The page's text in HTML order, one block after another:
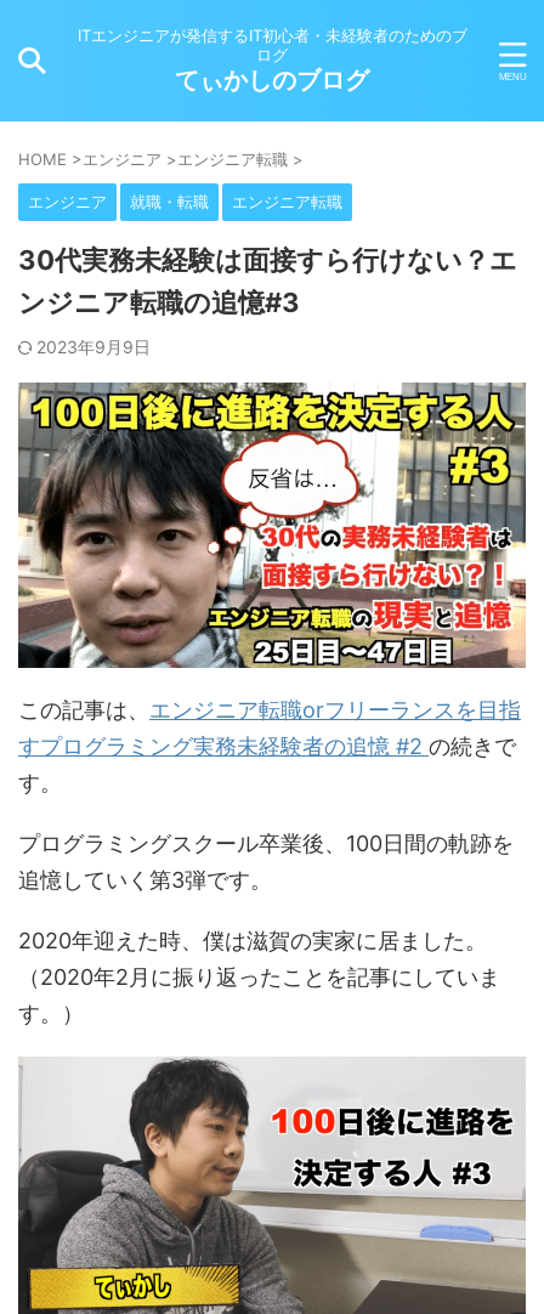
ITエンジニアが発信するIT初心者・未経験者のためのブ
ログ
てぃかしのブログ
HOME >エンジニア >エンジニア転職 >
エンジニア 就職・転職 エンジニア転職
30代実務未経験は面接すら行けない？エ
ンジニア転職の追憶#3
2023年9月9日
この記事は、 エンジニア転職orフリーランスを目指
すプログラミング実務未経験者の追憶 #2 の続きで
す。
プログラミングスクール卒業後、100日間の軌跡を
追憶していく第3弾です。
2020年迎えた時、僕は滋賀の実家に居ました。
（2020年2月に振り返ったことを記事にしていま
す。）